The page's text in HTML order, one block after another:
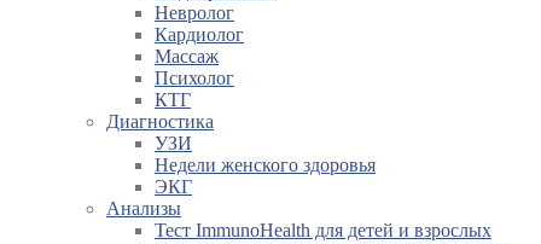
Невролог
Кардиолог
Массаж
Психолог
КТГ
Диагностика
УЗИ
Недели женского здоровья
ЭКГ
Анализы
Тест ImmunoHealth для детей и взрослых